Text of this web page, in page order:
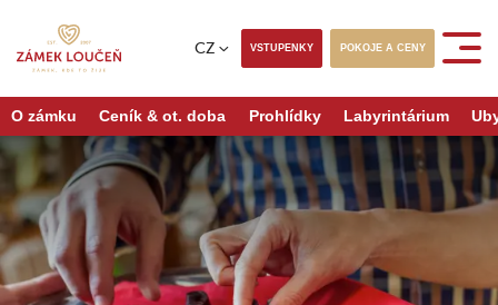
CZ VSTUPENKY POKOJE A CENY
O zámku Ceník & ot. doba Prohlídky Labyrintárium